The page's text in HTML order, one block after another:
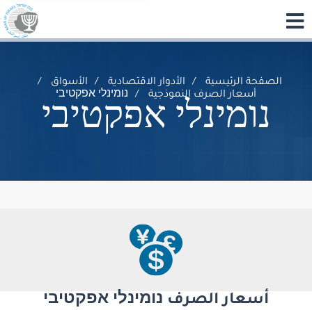
الصفحة الرئيسية الأدوار الاقتصادية
الأسواق
أسعار الصرف النموذجية
נומינלי אפקטיבי
נומינלי אפקטיבי
أسعار الصرف נומינלי אפקטיבי